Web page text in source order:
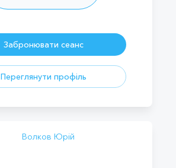
Забронювати сеанс
Переглянути профіль